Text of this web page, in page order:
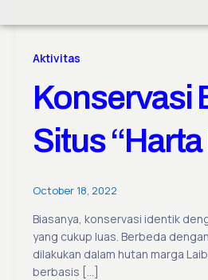
Aktivitas
Konservasi
Situs
October 18, 2022
Biasanya, konservasi identik
yang cukup luas. Berbeda
dilakukan dalam hutan marga
berbasis […]